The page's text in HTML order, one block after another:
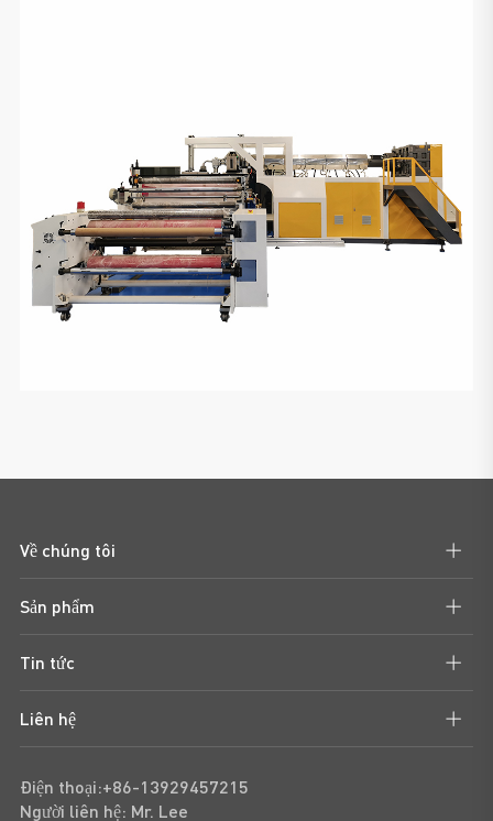
Về chúng tôi
Sản phẩm
Tin tức
Liên hệ
Điện thoại:+86-13929457215
Người liên hệ: Mr. Lee